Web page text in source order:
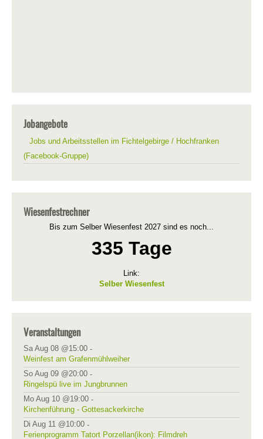
Jobangebote
Jobs und Arbeitsstellen im Fichtelgebirge / Hochfranken
(Facebook-Gruppe)
Wiesenfestrechner
Bis zum Selber Wiesenfest 2027 sind es noch...
335 Tage
Link:
Selber Wiesenfest
Veranstaltungen
Sa Aug 08 @15:00 -
Weinfest am Grafenmühlweiher
So Aug 09 @20:00 -
Ringelspü live im Jungbrunnen
Mo Aug 10 @19:00 -
Kirchenführung - Gottesackerkirche
Di Aug 11 @10:00 -
Ferienprogramm Tatort Porzellan(ikon): Filmdreh